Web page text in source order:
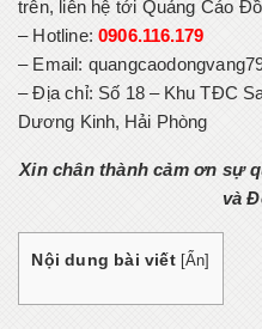
trên, liên hệ tới Quảng Cáo
– Hotline:0906.116.179
– Email:
– Địa chỉ: Số 18 – Khu TĐC
Dương Kinh, Hải Phòng
Xin chân thành cảm ơn sự
và
Nội dung bài viết [Ẩn]